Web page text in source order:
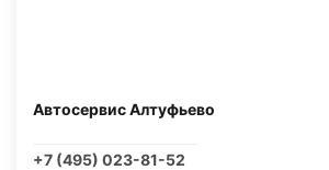
Автосервис Алтуфьево
+7 (495) 023-81-52